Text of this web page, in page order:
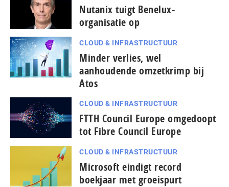
Nutanix tuigt Benelux-
organisatie op
CLOUD & INFRASTRUCTUUR
Minder verlies, wel
aanhoudende omzetkrimp bij
Atos
CLOUD & INFRASTRUCTUUR
FTTH Council Europe omgedoopt
tot Fibre Council Europe
CLOUD & INFRASTRUCTUUR
Microsoft eindigt record
boekjaar met groeispurt